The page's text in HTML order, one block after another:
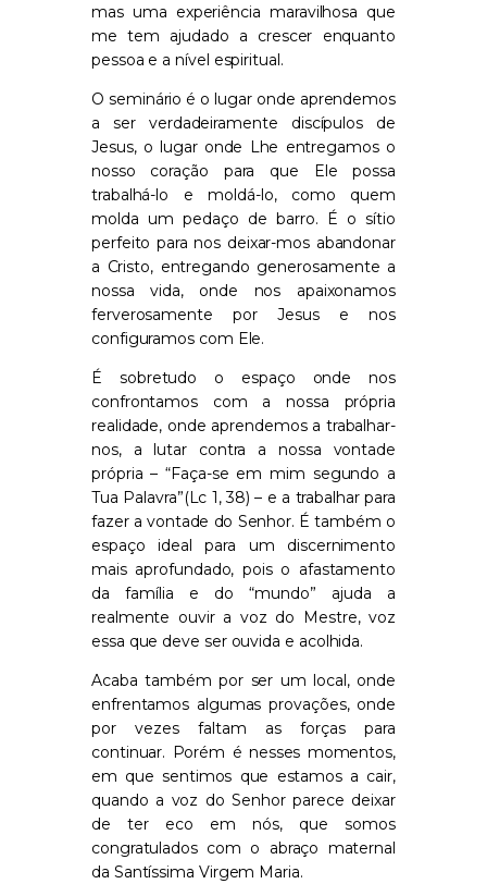
mas uma experiência maravilhosa que
me tem ajudado a crescer enquanto
pessoa e a nível espiritual.
O seminário é o lugar onde aprendemos
a ser verdadeiramente discípulos de
Jesus, o lugar onde Lhe entregamos o
nosso coração para que Ele possa
trabalhá-lo e moldá-lo, como quem
molda um pedaço de barro. É o sítio
perfeito para nos deixar-mos abandonar
a Cristo, entregando generosamente a
nossa vida, onde nos apaixonamos
ferverosamente por Jesus e nos
configuramos com Ele.
É sobretudo o espaço onde nos
confrontamos com a nossa própria
realidade, onde aprendemos a trabalhar-
nos, a lutar contra a nossa vontade
própria – “Faça-se em mim segundo a
Tua Palavra”(Lc 1, 38) – e a trabalhar para
fazer a vontade do Senhor. É também o
espaço ideal para um discernimento
mais aprofundado, pois o afastamento
da família e do “mundo” ajuda a
realmente ouvir a voz do Mestre, voz
essa que deve ser ouvida e acolhida.
Acaba também por ser um local, onde
enfrentamos algumas provações, onde
por vezes faltam as forças para
continuar. Porém é nesses momentos,
em que sentimos que estamos a cair,
quando a voz do Senhor parece deixar
de ter eco em nós, que somos
congratulados com o abraço maternal
da Santíssima Virgem Maria.